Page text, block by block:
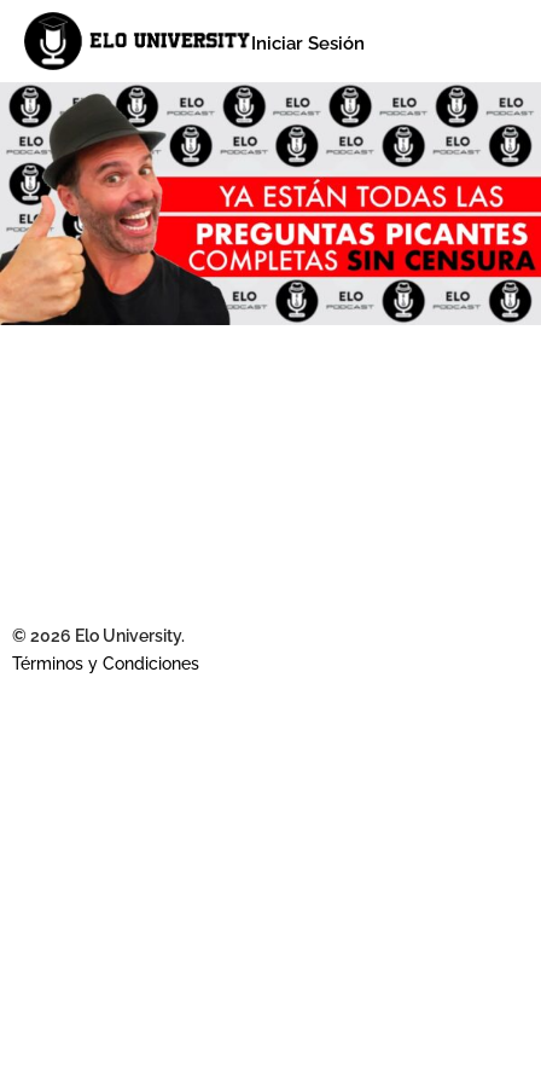
Iniciar Sesión
© 2026 Elo University.
Términos y Condiciones